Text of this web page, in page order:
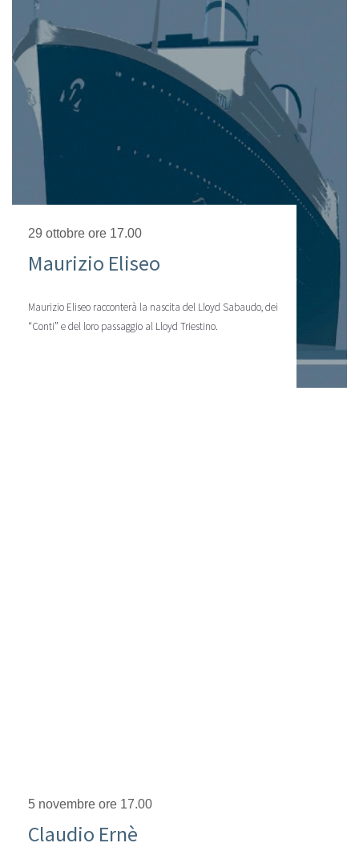
29 ottobre ore 17.00
Maurizio Eliseo
Maurizio Eliseo racconterà la nascita del Lloyd Sabaudo, dei
“Conti” e del loro passaggio al Lloyd Triestino.
5 novembre ore 17.00
Claudio Ernè